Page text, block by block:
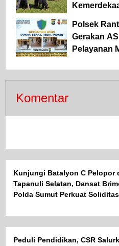
Polsek
Gerakan
Pelayanan
Komentar
Kunjungi Batalyon C Pelopor
Tapanuli Selatan, Dansat
Polda Sumut Perkuat
Peduli Pendidikan, CSR